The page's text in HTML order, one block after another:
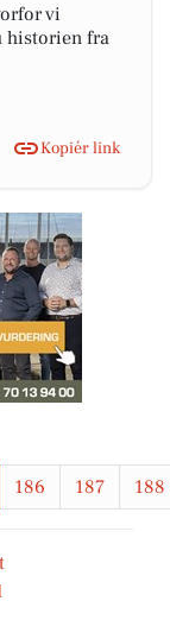
vi
historien fra
Kopiér link
186 187 188